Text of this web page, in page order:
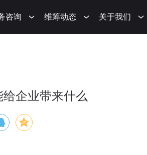
咨询 维筹动态 关于我们
企业带来什么